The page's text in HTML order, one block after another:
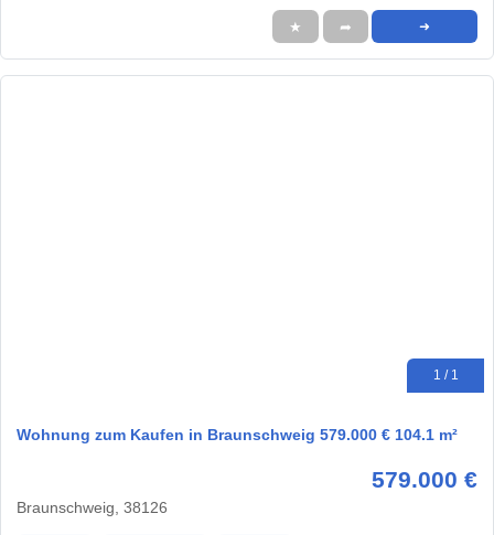
★ ➦ ➜
1 / 1
Wohnung zum Kaufen in Braunschweig 579.000 € 104.1 m²
579.000 €
Braunschweig, 38126